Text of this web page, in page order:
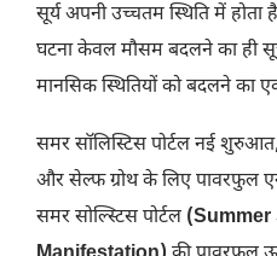
सूर्य अपनी उच्चतम स्थिति में
घटना केवल मौसम बदलने का ही
मानसिक स्थितियों को बदलने का
समर सॉलिस्टिस पोर्टल नई
और सेल्फ ग्रोथ के लिए पावरफुल
समर सोल्स्टिस पोर्टल